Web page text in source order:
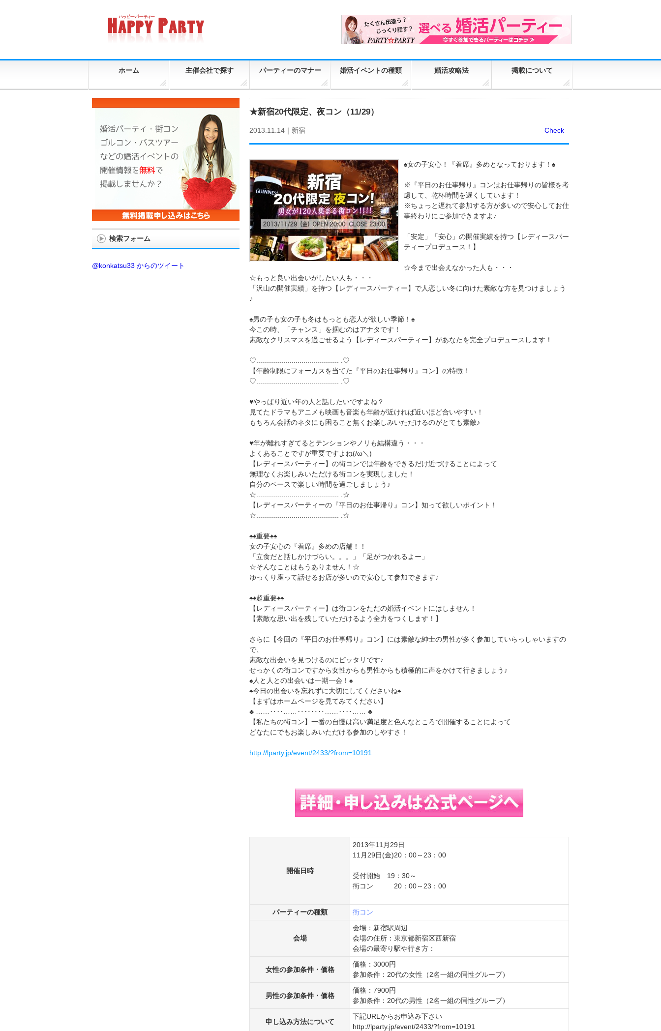
ホーム 主催会社で探す パーティーのマナー 婚活イベントの種類 婚活攻略法 掲載について
★新宿20代限定、夜コン（11/29）
2013.11.14｜ 新宿 Check
♠女の子安心！『着席』多めとなっております！♠
※『平日のお仕事帰り』コンはお仕事帰りの皆様を考
慮して、乾杯時間を遅くしています！
※ちょっと遅れて参加する方が多いので安心してお仕
事終わりにご参加できますよ♪
「安定」「安心」の開催実績を持つ【レディースパー
ティープロデュース！】
☆今まで出会えなかった人も・・・
☆もっと良い出会いがしたい人も・・・
「沢山の開催実績」を持つ【レディースパーティー】で人恋しい冬に向けた素敵な方を見つけましょう
♪
♠男の子も女の子も冬はもっとも恋人が欲しい季節！♠
今この時、「チャンス」を掴むのはアナタです！
素敵なクリスマスを過ごせるよう【レディースパーティー】があなたを完全プロデュースします！
♡.......................................... .♡
【年齢制限にフォーカスを当てた『平日のお仕事帰り』コン】の特徴！
♡.......................................... .♡
♥やっぱり近い年の人と話したいですよね？
見てたドラマもアニメも映画も音楽も年齢が近ければ近いほど合いやすい！
もちろん会話のネタにも困ること無くお楽しみいただけるのがとても素敵♪
♥年が離れすぎてるとテンションやノリも結構違う・・・
よくあることですが重要ですよね(/ω＼)
【レディースパーティー】の街コンでは年齢をできるだけ近づけることによって
無理なくお楽しみいただける街コンを実現しました！
自分のペースで楽しい時間を過ごしましょう♪
☆.......................................... .☆
【レディースパーティーの『平日のお仕事帰り』コン】知って欲しいポイント！
☆.......................................... .☆
♠♠重要♠♠
女の子安心の『着席』多めの店舗！！
「立食だと話しかけづらい。。。」「足がつかれるよー」
☆そんなことはもうありません！☆
ゆっくり座って話せるお店が多いので安心して参加できます♪
♠♠超重要♠♠
【レディースパーティー】は街コンをただの婚活イベントにはしません！
【素敵な思い出を残していただけるよう全力をつくします！】
さらに【今回の『平日のお仕事帰り』コン】には素敵な紳士の男性が多く参加していらっしゃいますの
で、
素敵な出会いを見つけるのにピッタリです♪
せっかくの街コンですから女性からも男性からも積極的に声をかけて行きましょう♪
♠人と人との出会いは一期一会！♠
♠今日の出会いを忘れずに大切にしてくださいね♠
【まずはホームページを見てみてください】
♣ ……‥‥……‥‥‥‥……‥‥…… ♣
【私たちの街コン】一番の自慢は高い満足度と色んなところで開催することによって
どなたにでもお楽しみいただける参加のしやすさ！
http://lparty.jp/event/2433/?from=10191
開催日時
2013年11月29日
11月29日(金)20：00～23：00
受付開始 19：30～
街コン 20：00～23：00
パーティーの種類 街コン
会場
会場：新宿駅周辺
会場の住所：東京都新宿区西新宿
会場の最寄り駅や行き方：
女性の参加条件・価格
価格：3000円
参加条件：20代の女性（2名一組の同性グループ）
男性の参加条件・価格
価格：7900円
参加条件：20代の男性（2名一組の同性グループ）
申し込み方法について
下記URLからお申込み下さい
http://lparty.jp/event/2433/?from=10191
検索フォーム
@konkatsu33 からのツイート